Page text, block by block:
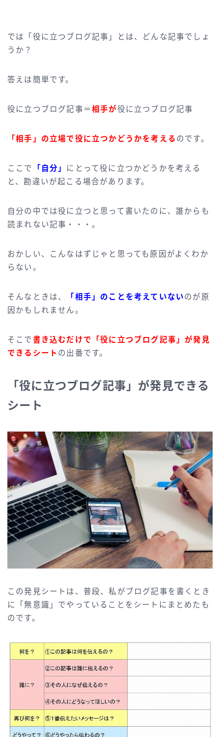
では「役に立つブログ記事」とは、どんな記事でしょ
うか？
答えは簡単です。
役に立つブログ記事＝相手が役に立つブログ記事
「相手」の立場で役に立つかどうかを考える のです。
ここで 「自分」 にとって役に立つかどうかを考える
と、勘違いが起こる場合があります。
自分の中では役に立つと思って書いたのに、誰からも
読まれない記事・・・。
おかしい、こんなはずじゃと思っても原因がよくわか
らない。
そんなときは、 「相手」のことを考えていないのが原
因かもしれません。
そこで 書き込むだけで「役に立つブログ記事」が発見
できるシート の出番です。
「役に立つブログ記事」が発見できる
シート
この発見シートは、普段、私がブログ記事を書くとき
に「無意識」でやっていることをシートにまとめたも
のです。